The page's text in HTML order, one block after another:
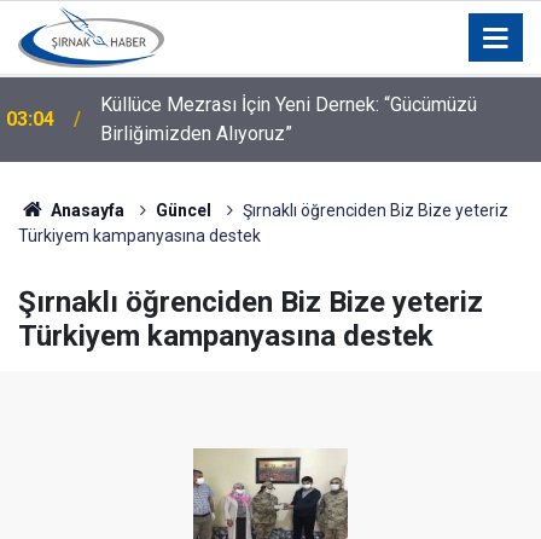
03:04
Küllüce Mezrası İçin Yeni Dernek: “Gücümüzü
Birliğimizden Alıyoruz”
Anasayfa Güncel
Şırnaklı öğrenciden Biz Bize yeteriz
Türkiyem kampanyasına destek
Şırnaklı öğrenciden Biz Bize yeteriz
Türkiyem kampanyasına destek